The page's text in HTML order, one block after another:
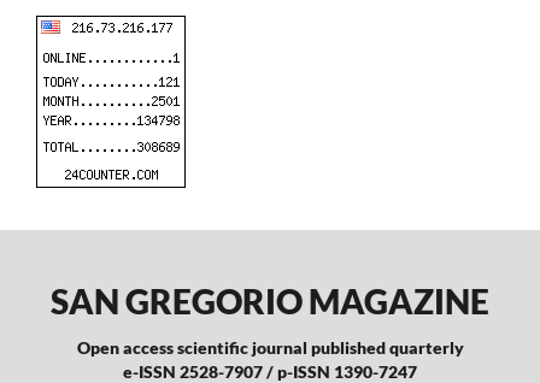
SAN GREGORIO MAGAZINE
Open access scientific journal published quarterly
e-ISSN 2528-7907 / p-ISSN 1390-7247